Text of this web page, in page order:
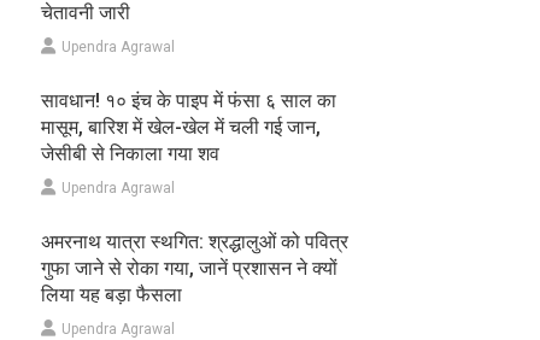
चेतावनी जारी
Upendra Agrawal
सावधान! १० इंच के पाइप में फंसा ६ साल का
मासूम, बारिश में खेल-खेल में चली गई जान,
जेसीबी से निकाला गया शव
Upendra Agrawal
अमरनाथ यात्रा स्थगित: श्रद्धालुओं को पवित्र
गुफा जाने से रोका गया, जानें प्रशासन ने क्यों
लिया यह बड़ा फैसला
Upendra Agrawal